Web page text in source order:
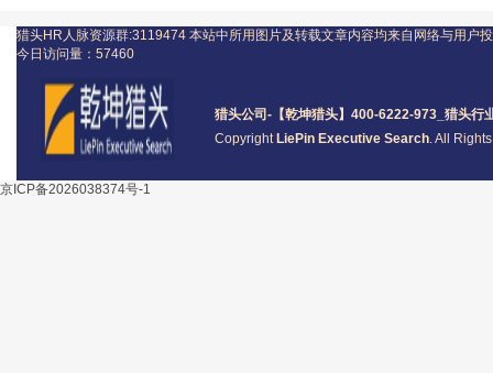
猎头公司 -【乾坤猎头】400-6222-973_ 猎头行
Copyright LiePin Executive Search. All
猎头HR人脉资源群:3119474 本站中所用图片及转载文章内容均来自网络与用户
今日访问量： 57460
京ICP备2026038374号-1